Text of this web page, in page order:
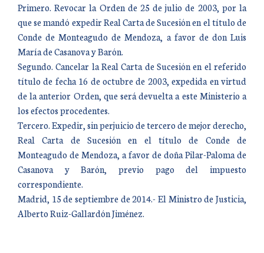
Primero. Revocar la Orden de 25 de julio de 2003, por la
que se mandó expedir Real Carta de Sucesión en el título de
Conde de Monteagudo de Mendoza, a favor de don Luis
María de Casanova y Barón.
Segundo. Cancelar la Real Carta de Sucesión en el referido
título de fecha 16 de octubre de 2003, expedida en virtud
de la anterior Orden, que será devuelta a este Ministerio a
los efectos procedentes.
Tercero. Expedir, sin perjuicio de tercero de mejor derecho,
Real Carta de Sucesión en el título de Conde de
Monteagudo de Mendoza, a favor de doña Pilar-Paloma de
Casanova y Barón, previo pago del impuesto
correspondiente.
Madrid, 15 de septiembre de 2014.- El Ministro de Justicia,
Alberto Ruiz-Gallardón Jiménez.